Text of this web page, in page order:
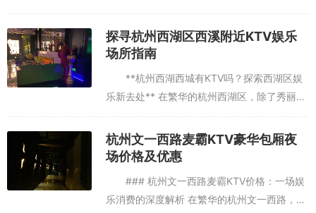
身心，又能与朋友共聚欢笑的场所，成为了许
多人的小确幸。杭州，这座历史悠久而又充满
现代气息的城市，以...
探寻杭州西湖区西溪附近KTV娱乐
场所指南
**杭州西湖西城有KTV吗？探索西湖区娱
乐新去处** 在繁华的杭州西湖区，除了秀丽的
自然风光和深厚的历史文化底蕴，夜生活同样
丰富多彩。许多朋友在游览完西湖的旖旎风光
后，或许会想寻找一...
杭州文一西路麦霸KTV豪华包厢夜
场价格及优惠
### 杭州文一西路麦霸KTV价格：一场娱
乐消费的深度解析 在繁华的杭州文一西路，麦